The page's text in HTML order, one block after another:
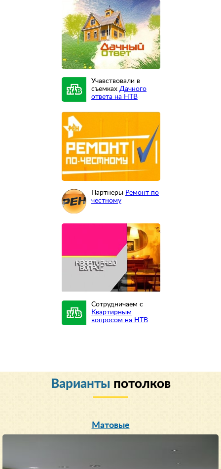
Учавствовали в
съемках Дачного
ответа на НТВ
Партнеры Ремонт по
честному
Сотрудничаем с
Квартирным
вопросом на НТВ
Варианты потолков
Матовые